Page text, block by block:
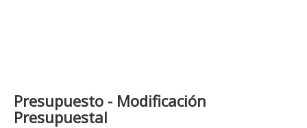
Presupuesto - Modificación
Presupuestal